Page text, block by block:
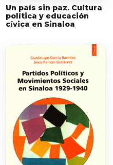
Un país sin paz. Cultura
política y educación
cívica en Sinaloa